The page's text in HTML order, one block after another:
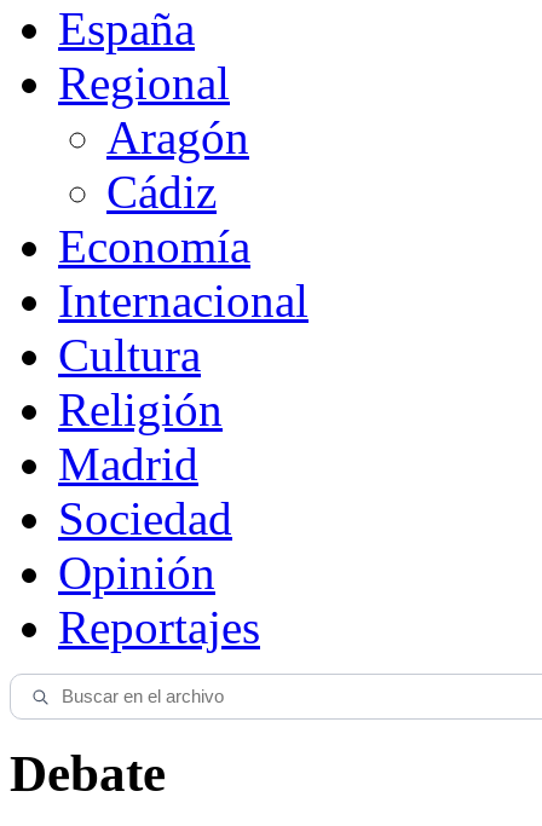
España
Regional
Aragón
Cádiz
Economía
Internacional
Cultura
Religión
Madrid
Sociedad
Opinión
Reportajes
Debate